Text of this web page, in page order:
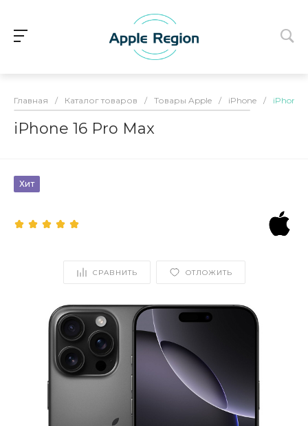
Главная / Каталог товаров / Товары Apple / iPhone / iPhone
iPhone 16 Pro Max
Хит
СРАВНИТЬ ОТЛОЖИТЬ